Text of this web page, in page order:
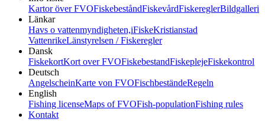
Kartor över FVOFiskebeståndFiskevårdFiskereglerBildgalleri
Länkar
Havs o vattenmyndigheten,iFiskeKristianstad
VattenrikeLänstyrelsen / Fiskeregler
Dansk
FiskekortKort over FVOFiskebestandFiskeplejeFiskekontrol
Deutsch
AngelscheinKarte von FVOFischbeständeRegeln
English
Fishing licenseMaps of FVOFish-populationFishing rules
Kontakt